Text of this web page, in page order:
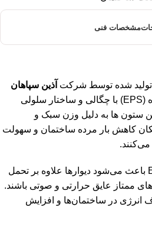
مشخصات فنی
آذین سپاهان
از پلی‌استایرن منبسط شده (EPS) با چگالی و ساختار سلولی
ستون ها به دلیل وزن سبک و
کاهش بار مرده ساختمان و سهولت
ساختار سلولی بسته فوم EPS باعث می‌شود دیوارها علاوه بر تحمل
ممتاز عایق حرارتی و صوتی باشند.
در ساختمان‌ها و افزایش